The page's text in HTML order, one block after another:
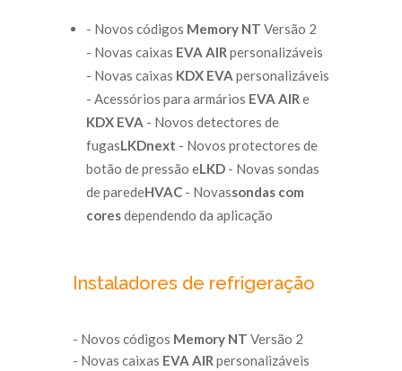
- Novos códigos Memory NT Versão 2
- Novas caixas EVA AIR personalizáveis
- Novas caixas KDX EVA personalizáveis
- Acessórios para armários EVA AIR e
KDX EVA - Novos detectores de
fugasLKDnext - Novos protectores de
botão de pressão eLKD- Novas sondas
de paredeHVAC- Novassondas com
coresdependendo da aplicação
Instaladores de refrigeração
- Novos códigos Memory NT Versão 2
- Novas caixas EVA AIR personalizáveis